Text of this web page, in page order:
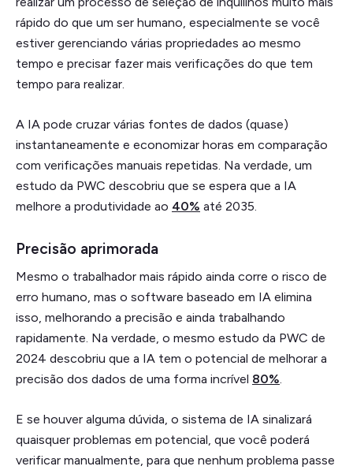
rápido do que um ser humano, especialmente se você
estiver gerenciando várias propriedades ao mesmo
tempo e precisar fazer mais verificações do que tem
tempo para realizar.
A IA pode cruzar várias fontes de dados (quase)
instantaneamente e economizar horas em comparação
com verificações manuais repetidas. Na verdade, um
estudo da PWC descobriu que se espera que a IA
melhore a produtividade ao 40% até 2035.
Precisão aprimorada
Mesmo o trabalhador mais rápido ainda corre o risco de
erro humano, mas o software baseado em IA elimina
isso, melhorando a precisão e ainda trabalhando
rapidamente. Na verdade, o mesmo estudo da PWC de
2024 descobriu que a IA tem o potencial de melhorar a
precisão dos dados de uma forma incrível 80%.
E se houver alguma dúvida, o sistema de IA sinalizará
quaisquer problemas em potencial, que você poderá
verificar manualmente, para que nenhum problema passe